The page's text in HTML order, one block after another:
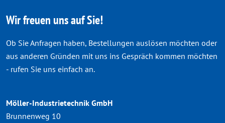
Wir freuen uns auf Sie!
Ob Sie Anfragen haben, Bestellungen auslösen möchten oder
aus anderen Gründen mit uns ins Gespräch kommen möchten
- rufen Sie uns einfach an.
Möller-Industrietechnik GmbH
Brunnenweg 10